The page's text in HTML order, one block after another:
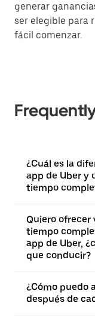
generar
ser elegible para
fácil comenzar.
¿Cuál es la
app de Uber y
tiempo
Quiero ofrecer
tiempo
app de Uber,
que conducir?
¿Cómo puedo
después de